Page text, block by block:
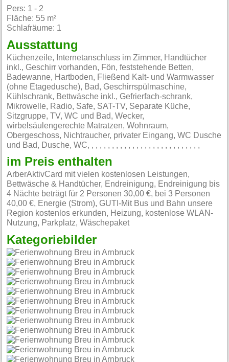
Pers: 1 - 2
Fläche: 55 m²
Schlafräume: 1
Ausstattung
Küchenzeile, Internetanschluss im Zimmer, Handtücher
inkl., Geschirr vorhanden, Fön, feststehende Betten,
Badewanne, Hartboden, Fließend Kalt- und Warmwasser
(ohne Etagedusche), Bad, Geschirrspülmaschine,
Kühlschrank, Bettwäsche inkl., Gefrierfach-schrank,
Mikrowelle, Radio, Safe, SAT-TV, Separate Küche,
Sitzgruppe, TV, WC und Bad, Wecker,
wirbelsäulengerechte Matratzen, Wohnraum,
Obergeschoss, Nichtraucher, privater Eingang, WC Dusche
und Bad, Dusche, WC, , , , , , , , , , , , , , , , , , , , , , , , , , , ,
im Preis enthalten
ArberAktivCard mit vielen kostenlosen Leistungen,
Bettwäsche & Handtücher, Endreinigung, Endreinigung bis
4 Nächte beträgt für 2 Personen 30,00 €, bei 3 Personen
40,00 €, Energie (Strom), GUTI-Mit Bus und Bahn unsere
Region kostenlos erkunden, Heizung, kostenlose WLAN-
Nutzung, Parkplatz, Wäschepaket
Kategoriebilder